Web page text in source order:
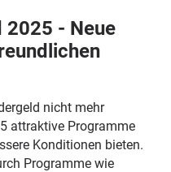
2025 - Neue
nicht mehr
attraktive Programme
Konditionen bieten.
Programme wie